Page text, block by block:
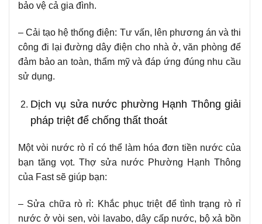
bảo vệ cả gia đình.
– Cải tạo hệ thống điện: Tư vấn, lên phương án và thi
công đi lại đường dây điện cho nhà ở, văn phòng để
đảm bảo an toàn, thẩm mỹ và đáp ứng đúng nhu cầu
sử dụng.
Dịch vụ sửa nước phường Hạnh Thông giải
pháp triệt để chống thất thoát
Một vòi nước rò rỉ có thể làm hóa đơn tiền nước của
bạn tăng vọt. Thợ sửa nước Phường Hạnh Thông
của Fast sẽ giúp bạn:
– Sửa chữa rò rỉ: Khắc phục triệt để tình trạng rò rỉ
nước ở vòi sen, vòi lavabo, dây cấp nước, bộ xả bồn